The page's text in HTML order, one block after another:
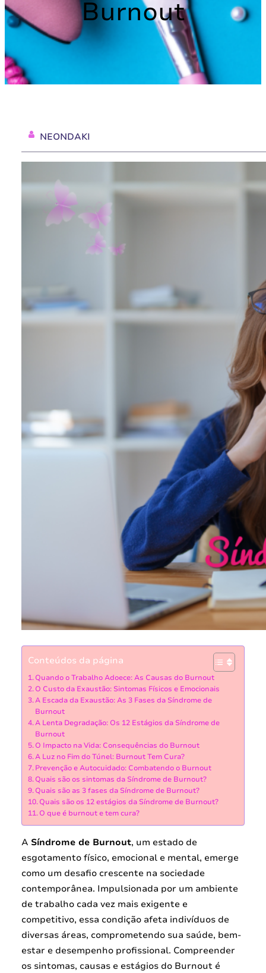
Burnout
NEONDAKI
Conteúdos da página
Quando o Trabalho Adoece: As Causas do Burnout
O Custo da Exaustão: Sintomas Físicos e Emocionais
A Escada da Exaustão: As 3 Fases da Síndrome de
Burnout
A Lenta Degradação: Os 12 Estágios da Síndrome de
Burnout
O Impacto na Vida: Consequências do Burnout
A Luz no Fim do Túnel: Burnout Tem Cura?
Prevenção e Autocuidado: Combatendo o Burnout
Quais são os sintomas da Síndrome de Burnout?
Quais são as 3 fases da Síndrome de Burnout?
Quais são os 12 estágios da Síndrome de Burnout?
O que é burnout e tem cura?
A Síndrome de Burnout, um estado de
esgotamento físico, emocional e mental, emerge
como um desafio crescente na sociedade
contemporânea. Impulsionada por um ambiente
de trabalho cada vez mais exigente e
competitivo, essa condição afeta indivíduos de
diversas áreas, comprometendo sua saúde, bem-
estar e desempenho profissional. Compreender
os sintomas, causas e estágios do Burnout é